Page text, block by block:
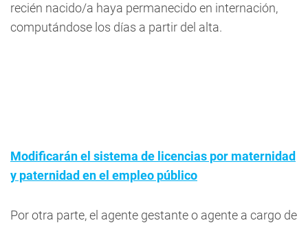
recién nacido/a haya permanecido en internación,
computándose los días a partir del alta.
Modificarán el sistema de licencias por maternidad
y paternidad en el empleo público
Por otra parte, el agente gestante o agente a cargo de